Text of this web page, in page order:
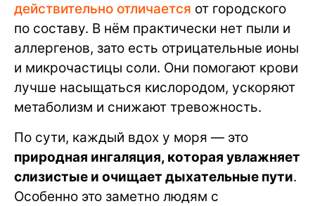
действительно отличается от городского
по составу. В нём практически нет пыли и
аллергенов, зато есть отрицательные ионы
и микрочастицы соли. Они помогают крови
лучше насыщаться кислородом, ускоряют
метаболизм и снижают тревожность.
По сути, каждый вдох у моря — это
природная ингаляция, которая увлажняет
слизистые и очищает дыхательные пути.
Особенно это заметно людям с